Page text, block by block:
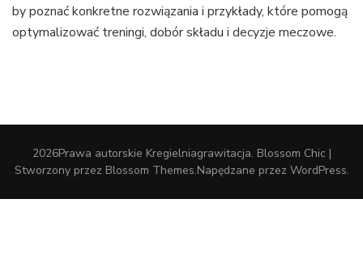
by poznać konkretne rozwiązania i przykłady, które pomogą
optymalizować treningi, dobór składu i decyzje meczowe.
2026Prawa autorskie Kregielniagrawitacja. Blossom Chic |
Stworzony przez Blossom Themes.Napędzane przez WordPress.